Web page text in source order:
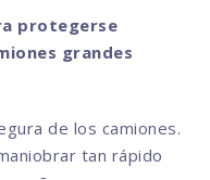
protegerse
grandes
de los camiones.
tan rápido